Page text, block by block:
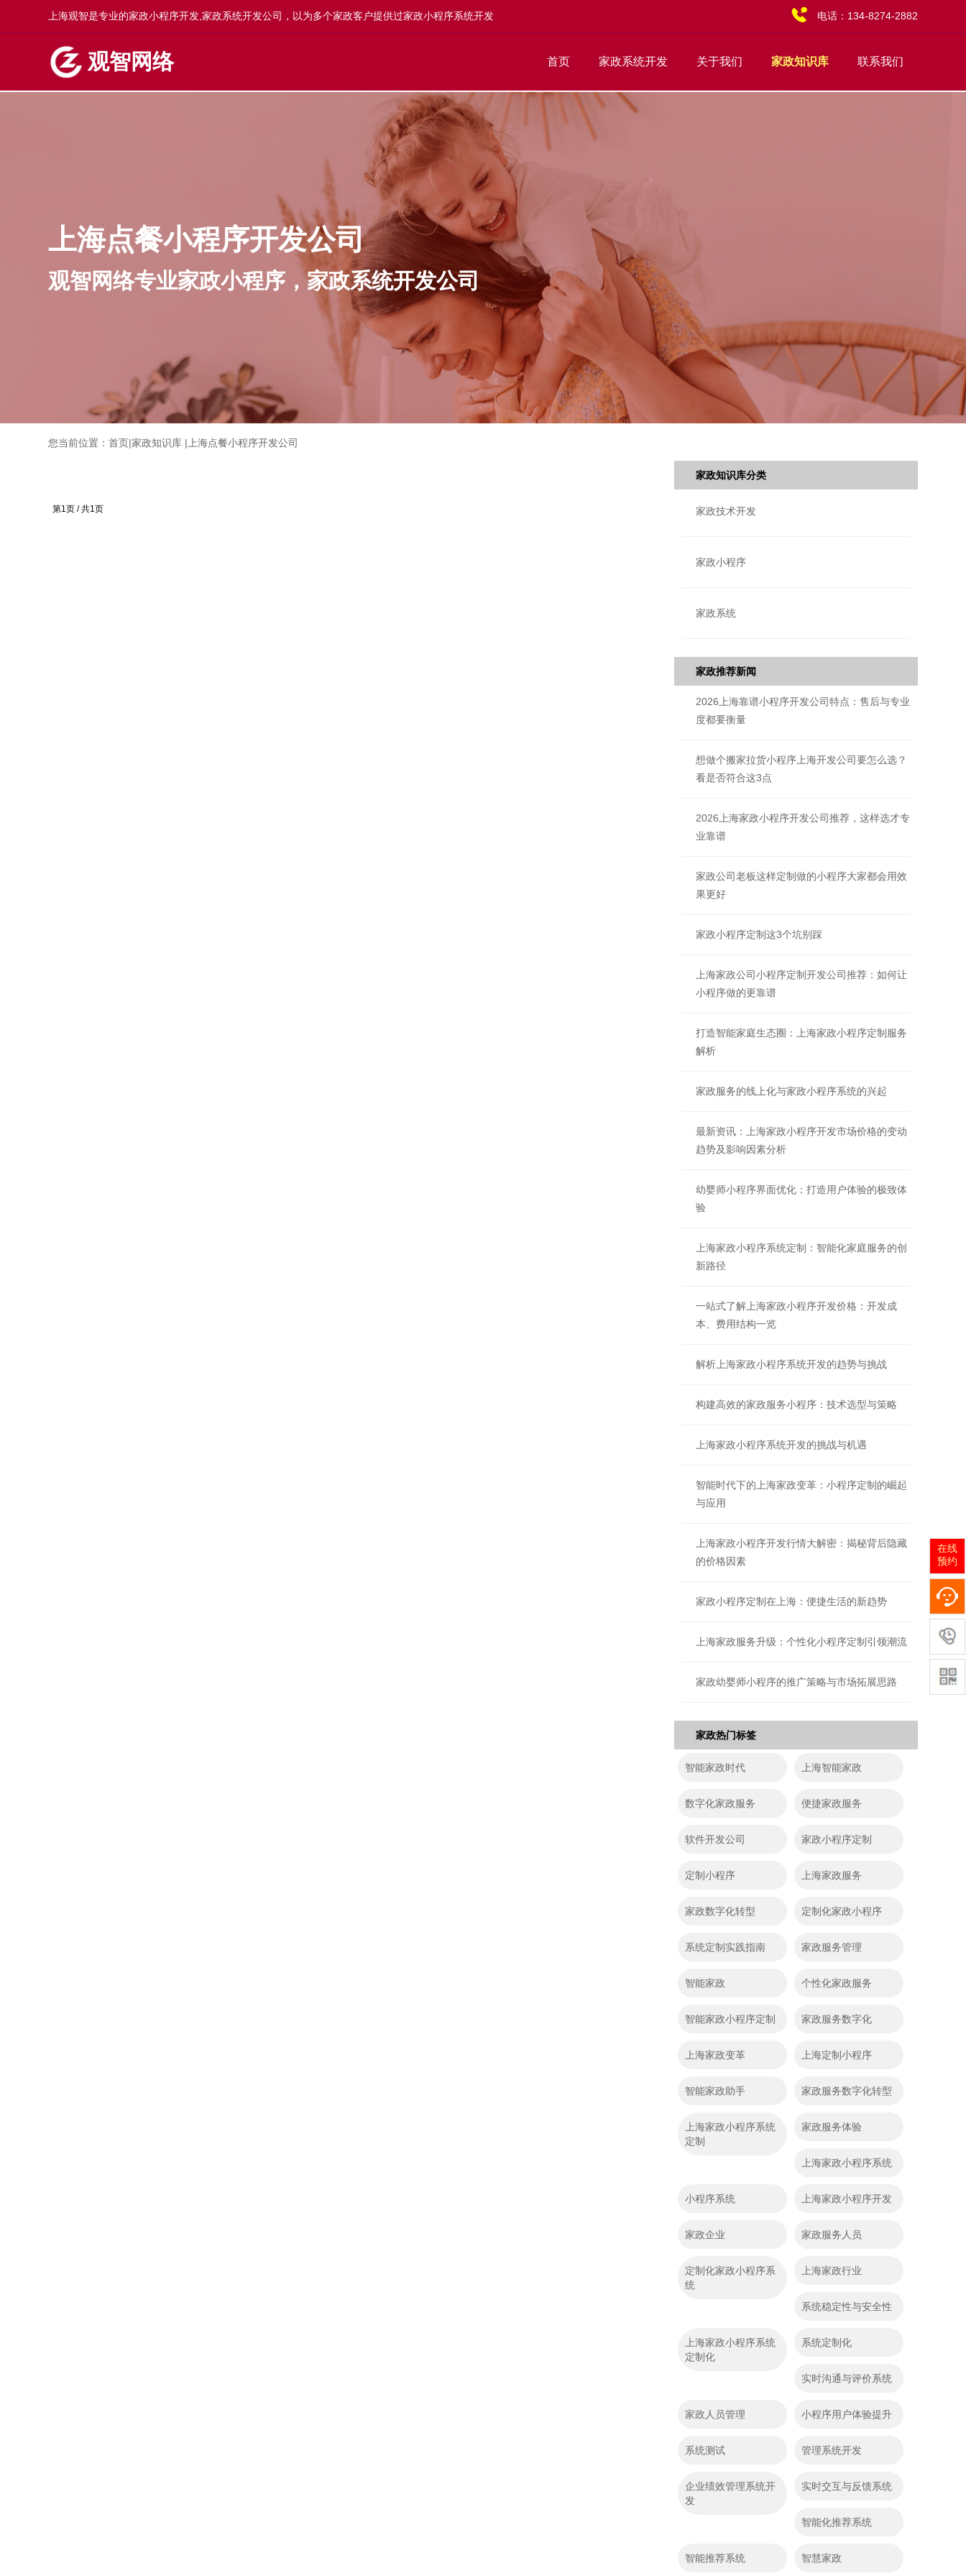
上海观智是专业的家政小程序开发,家政系统开发公司，以为多个家政客户提供过家政小程序系统开发 134-8274-2882
电话：
观智网络 首页 家政系统开发 关于我们 家政知识库 联系我们
上海点餐小程序开发公司
观智网络专业家政小程序，家政系统开发公司
您当前位置：首页|家政知识库 | 上海点餐小程序开发公司
第1页 / 共1页
家政知识库分类
家政技术开发
家政小程序
家政系统
家政推荐新闻
2026上海靠谱小程序开发公司特点：售后与专业
度都要衡量
想做个搬家拉货小程序上海开发公司要怎么选？
看是否符合这3点
2026上海家政小程序开发公司推荐，这样选才专
业靠谱
家政公司老板这样定制做的小程序大家都会用效
果更好
家政小程序定制这3个坑别踩
上海家政公司小程序定制开发公司推荐：如何让
小程序做的更靠谱
打造智能家庭生态圈：上海家政小程序定制服务
解析
家政服务的线上化与家政小程序系统的兴起
最新资讯：上海家政小程序开发市场价格的变动
趋势及影响因素分析
幼婴师小程序界面优化：打造用户体验的极致体
验
上海家政小程序系统定制：智能化家庭服务的创
新路径
一站式了解上海家政小程序开发价格：开发成
本、费用结构一览
解析上海家政小程序系统开发的趋势与挑战
构建高效的家政服务小程序：技术选型与策略
上海家政小程序系统开发的挑战与机遇
智能时代下的上海家政变革：小程序定制的崛起
与应用
上海家政小程序开发行情大解密：揭秘背后隐藏
的价格因素
家政小程序定制在上海：便捷生活的新趋势
上海家政服务升级：个性化小程序定制引领潮流
家政幼婴师小程序的推广策略与市场拓展思路
家政热门标签
智能家政时代 上海智能家政
数字化家政服务 便捷家政服务
软件开发公司 家政小程序定制
定制小程序 上海家政服务
家政数字化转型 定制化家政小程序
系统定制实践指南 家政服务管理
智能家政 个性化家政服务
智能家政小程序定制 家政服务数字化
上海家政变革 上海定制小程序
智能家政助手 家政服务数字化转型
上海家政小程序系统
定制
家政服务体验
上海家政小程序系统
小程序系统 上海家政小程序开发
家政企业 家政服务人员
定制化家政小程序系
统
上海家政行业
系统稳定性与安全性
上海家政小程序系统
定制化
系统定制化
实时沟通与评价系统
家政人员管理 小程序用户体验提升
系统测试 管理系统开发
企业绩效管理系统开
发
实时交互与反馈系统
智能化推荐系统
智能推荐系统 智慧家政
在线
预约